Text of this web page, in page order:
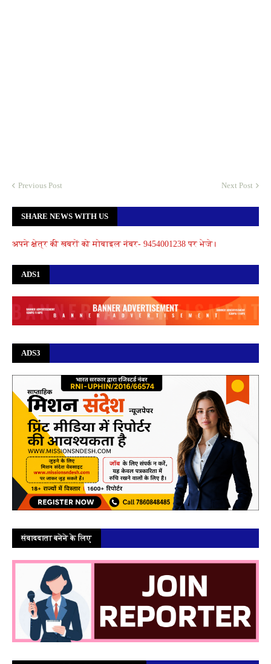
Previous Post Next Post
SHARE NEWS WITH US
अपने क्षेत्र की खबरों को मोबाइल नंबर- 9454001238 पर भेजे।
ADS1
ADS3
संवाददाता बनेने के लिए